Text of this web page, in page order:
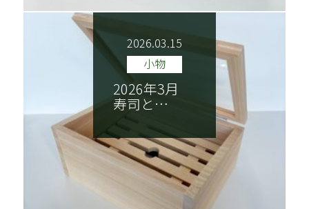
2026.03.15
小物
2026年3月
寿司と…